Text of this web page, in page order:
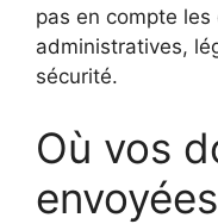
pas en compte
administratives,
sécurité.
Où vos
envoyées